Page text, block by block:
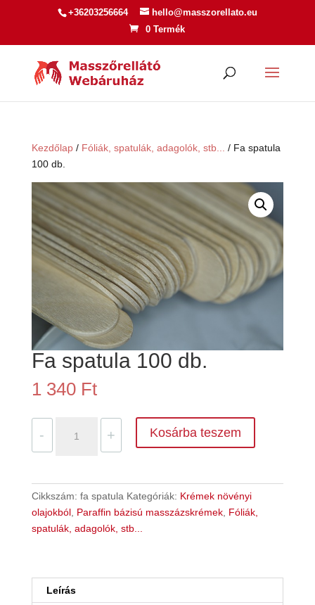
+36203256664
hello@masszorellato.eu
0 Termék
Kezdőlap/ Fóliák, spatulák, adagolók, stb...
/ Fa spatula
100 db.
Fa spatula 100 db.
1 340 Ft
-
spatula
+ Kosárba teszem
Cikkszám: fa spatula Kategóriák: Krémek növényi
olajokból, Paraffin bázisú masszázskrémek, Fóliák,
spatulák, adagolók, stb...
Leírás